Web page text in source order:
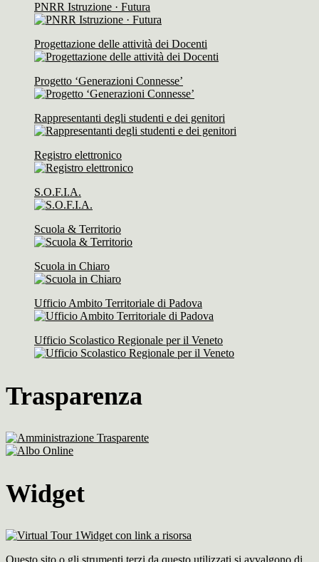
PNRR Istruzione · Futura
Progettazione delle attività dei Docenti
Progetto ‘Generazioni Connesse’
Rappresentanti degli studenti e dei genitori
Registro elettronico
S.O.F.I.A.
Scuola & Territorio
Scuola in Chiaro
Ufficio Ambito Territoriale di Padova
Ufficio Scolastico Regionale per il Veneto
Trasparenza
Widget
Widget con link a risorsa
Questo sito o gli strumenti terzi da questo utilizzati si avvalgono di